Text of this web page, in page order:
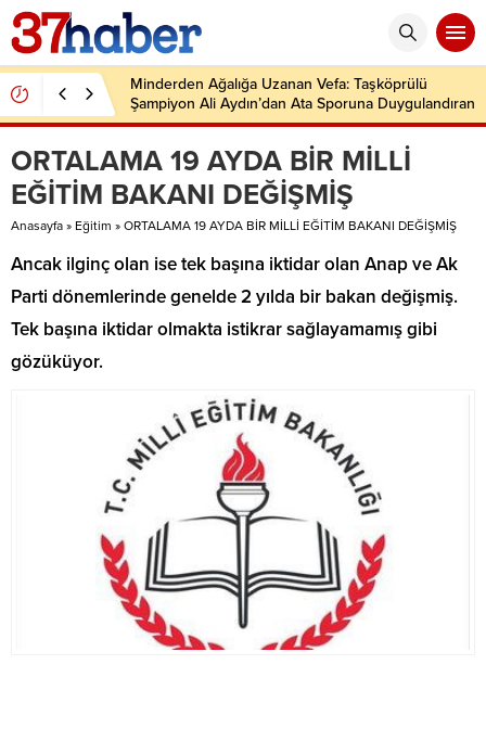
Minderden Ağalığa Uzanan Vefa: Taşköprülü
Şampiyon Ali Aydın’dan Ata Sporuna Duygulandıran
Dönüş
ORTALAMA 19 AYDA BİR MİLLİ
EĞİTİM BAKANI DEĞİŞMİŞ
Anasayfa » Eğitim » ORTALAMA 19 AYDA BİR MİLLİ EĞİTİM BAKANI DEĞİŞMİŞ
Ancak ilginç olan ise tek başına iktidar olan Anap ve Ak
Parti dönemlerinde genelde 2 yılda bir bakan değişmiş.
Tek başına iktidar olmakta istikrar sağlayamamış gibi
gözüküyor.